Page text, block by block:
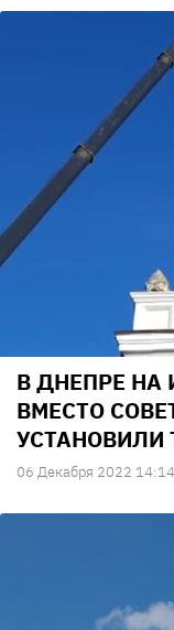
В ДНЕПРЕ НА
ВМЕСТО
УСТАНОВИЛИ
06 Декабря 2022 14:14